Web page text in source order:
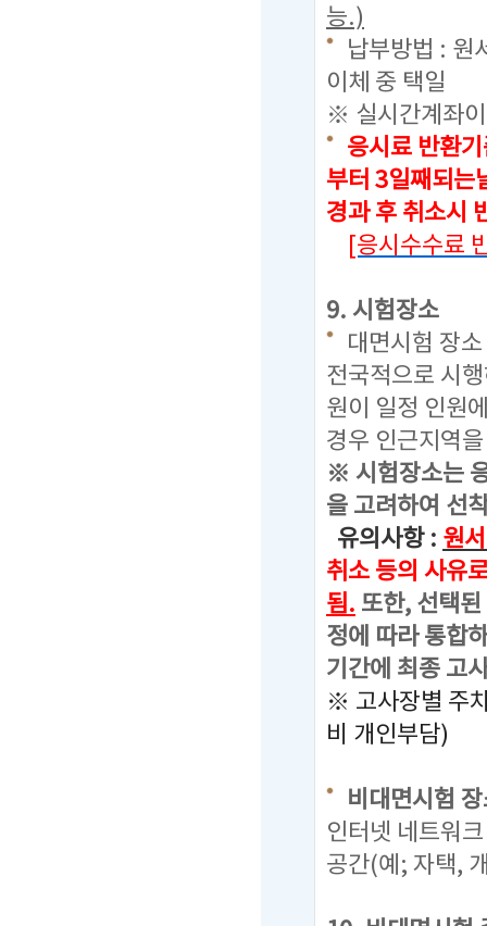
능.)
납부방법 : 원
이체 중 택일
※ 실시간계좌
응시료 반환
부터 3일째되는
경과 후 취소시
[응시수수료
9. 시험장소
대면시험 장소
전국적으로 시
원이 일정 인원
경우 인근지역
※ 시험장소는
을 고려하여 선
유의사항 : 원
취소 등의 사유
됨. 또한, 선택
정에 따라 통합
기간에 최종 고
※ 고사장별 주
비 개인부담)
비대면시험
인터넷 네트워
공간(예; 자택,